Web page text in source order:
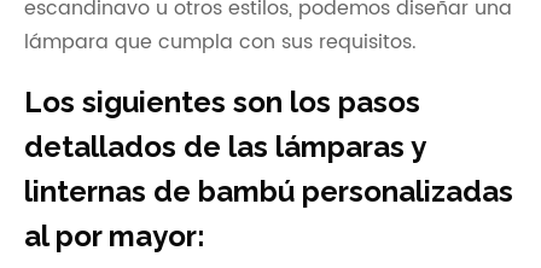
escandinavo u otros estilos, podemos diseñar una
lámpara que cumpla con sus requisitos.
Los siguientes son los pasos
detallados de las lámparas y
linternas de bambú personalizadas
al por mayor: